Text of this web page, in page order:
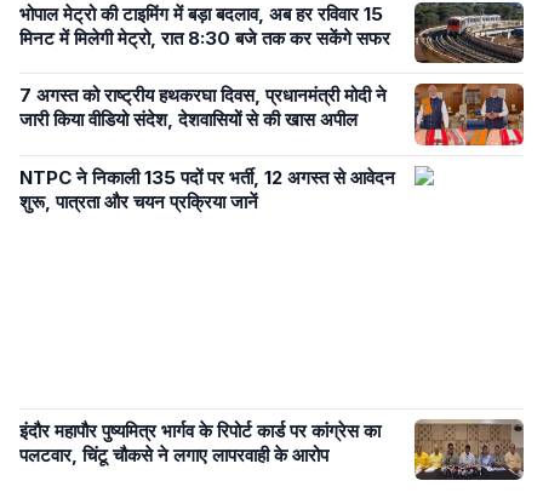
भोपाल मेट्रो की टाइमिंग में बड़ा बदलाव, अब हर रविवार 15
मिनट में मिलेगी मेट्रो, रात 8:30 बजे तक कर सकेंगे सफर
7 अगस्त को राष्ट्रीय हथकरघा दिवस, प्रधानमंत्री मोदी ने
जारी किया वीडियो संदेश, देशवासियों से की खास अपील
NTPC ने निकाली 135 पदों पर भर्ती, 12 अगस्त से आवेदन
शुरू, पात्रता और चयन प्रक्रिया जानें
इंदौर महापौर पुष्यमित्र भार्गव के रिपोर्ट कार्ड पर कांग्रेस का
पलटवार, चिंटू चौकसे ने लगाए लापरवाही के आरोप